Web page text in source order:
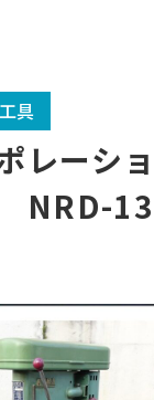
具
レーシ
NRD-